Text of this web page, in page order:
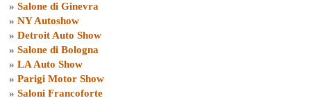
» Salone di Ginevra
» NY Autoshow
» Detroit Auto Show
» Salone di Bologna
» LA Auto Show
» Parigi Motor Show
» Saloni Francoforte